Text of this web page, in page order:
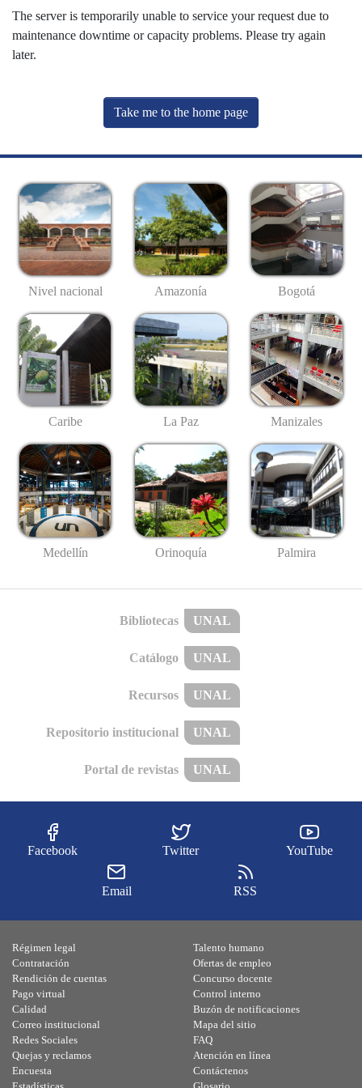
The server is temporarily unable to service your request due to
maintenance downtime or capacity problems. Please try again
later.
Take me to the home page
Nivel nacional Amazonía Bogotá
Caribe La Paz Manizales
Medellín Orinoquía Palmira
Bibliotecas UNAL
Catálogo UNAL
Recursos UNAL
Repositorio institucional UNAL
Portal de revistas UNAL
Facebook Twitter YouTube
Email RSS
Régimen legal
Contratación
Rendición de cuentas
Pago virtual
Calidad
Talento humano
Ofertas de empleo
Concurso docente
Control interno
Buzón de notificaciones
Correo institucional
Redes Sociales
Quejas y reclamos
Encuesta
Mapa del sitio
FAQ
Atención en línea
Contáctenos